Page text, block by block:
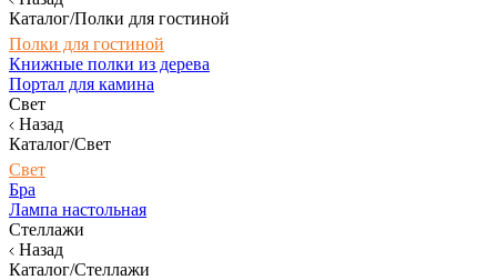
Каталог/Полки для гостиной
Полки для гостиной
Книжные полки из дерева
Портал для камина
Свет
Назад
Каталог/Свет
Свет
Бра
Лампа настольная
Стеллажи
Назад
Каталог/Стеллажи